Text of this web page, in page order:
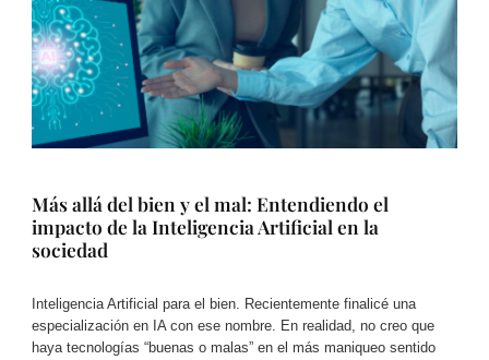
Más allá del bien y el mal: Entendiendo el
impacto de la Inteligencia Artificial en la
sociedad
Inteligencia Artificial para el bien. Recientemente finalicé una
especialización en IA con ese nombre. En realidad, no creo que
haya tecnologías “buenas o malas” en el más maniqueo sentido